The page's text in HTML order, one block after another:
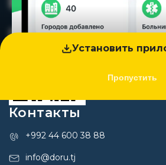
Установить
Пропустить
Контакты
+992 44 600 38 88
info@doru.tj